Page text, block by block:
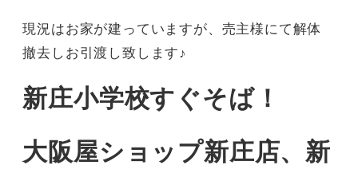
現況はお家が建っていますが、売主様にて解体
撤去しお引渡し致します♪
新庄小学校すぐそば！
大阪屋ショップ新庄店、新